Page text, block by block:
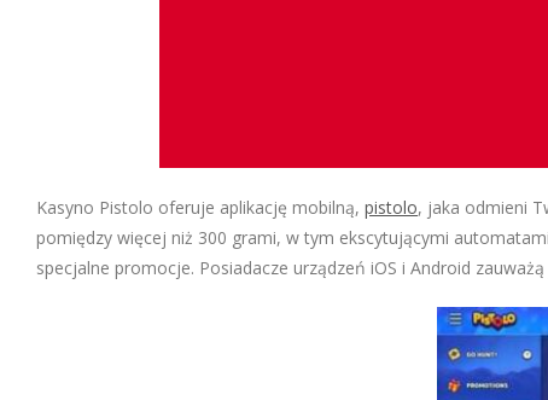
Kasyno Pistolo oferuje aplikację mobilną, pistolo, jaka odmieni
pomiędzy więcej niż 300 grami, w tym ekscytującymi
specjalne promocje. Posiadacze urządzeń iOS i Android